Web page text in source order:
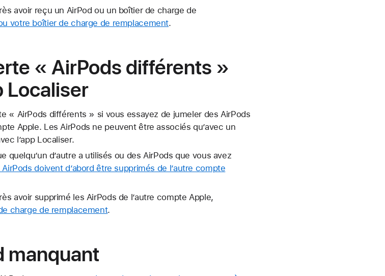
avoir reçu un AirPod ou un boîtier de charge de
votre boîtier de charge de remplacement.
« AirPods différents »
Localiser
« AirPods différents » si vous essayez de jumeler des AirPods
Apple. Les AirPods ne peuvent être associés qu’avec un
l’app Localiser.
quelqu’un d’autre a utilisés ou des AirPods que vous avez
AirPods doivent d’abord être supprimés de l’autre compte
avoir supprimé les AirPods de l’autre compte Apple,
charge de remplacement.
manquant